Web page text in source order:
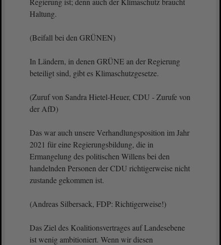
Haltung.
(Beifall bei den GRÜNEN)
In Ländern, in denen GRÜNE an der Regierung
beteiligt sind, gibt es Klimaschutzgesetze.
(Zuruf von Sandra Hietel-Heuer, CDU - Zurufe von
der AfD)
Das war auch unsere Verhandlungsposition im Jahr
2021 für eine Regierungsbildung, die in
Ermangelung des politischen Willens bei den
handelnden Personen der CDU richtigerweise nicht
zustande gekommen ist.
(Andreas Silbersack, FDP: Richtigerweise!)
Das Ziel des Koalitionsvertrages auf Landesebene
ist wenig ambitioniert. Wenn wir diesen